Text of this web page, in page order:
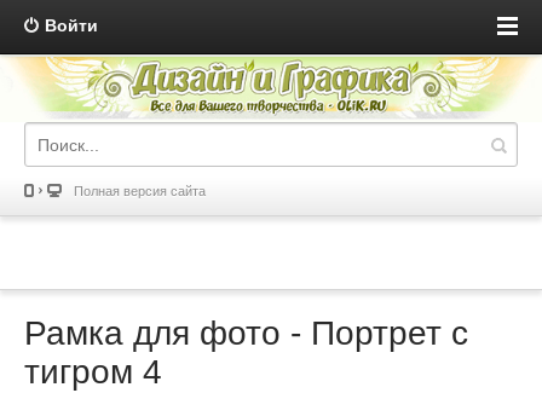
Войти
Полная версия сайта
Рамка для фото - Портрет с
тигром 4